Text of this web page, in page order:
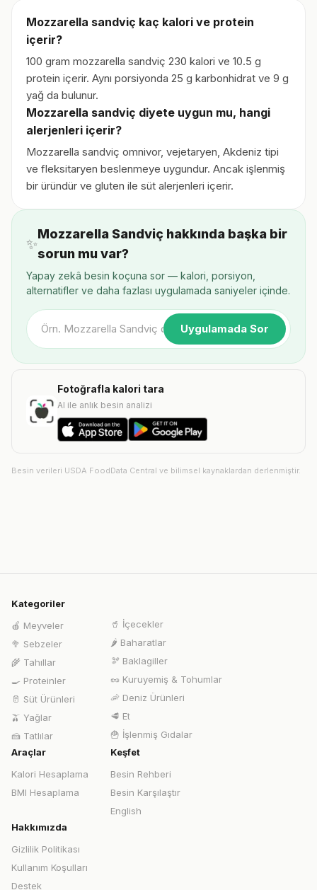
Mozzarella sandviç kaç kalori ve protein
içerir?
100 gram mozzarella sandviç 230 kalori ve 10.5 g
protein içerir. Aynı porsiyonda 25 g karbonhidrat ve 9 g
yağ da bulunur.
Mozzarella sandviç diyete uygun mu, hangi
alerjenleri içerir?
Mozzarella sandviç omnivor, vejetaryen, Akdeniz tipi
ve fleksitaryen beslenmeye uygundur. Ancak işlenmiş
bir üründür ve gluten ile süt alerjenleri içerir.
✨
Mozzarella Sandviç hakkında başka bir
sorun mu var?
Yapay zekâ besin koçuna sor — kalori, porsiyon,
alternatifler ve daha fazlası uygulamada saniyeler içinde.
Uygulamada Sor
Fotoğrafla kalori tara
AI ile anlık besin analizi
Besin verileri USDA FoodData Central ve bilimsel kaynaklardan derlenmiştir.
Kategoriler
🍎 Meyveler
🥦 Sebzeler
🌾 Tahıllar
🍳 Proteinler
🥛 Süt Ürünleri
🫒 Yağlar
🍰 Tatlılar
🥤 İçecekler
🌶️ Baharatlar
🫘 Baklagiller
🥜 Kuruyemiş & Tohumlar
🦐 Deniz Ürünleri
🥩 Et
🍟 İşlenmiş Gıdalar
Araçlar
Kalori Hesaplama
BMI Hesaplama
Keşfet
Besin Rehberi
Besin Karşılaştır
English
Hakkımızda
Gizlilik Politikası
Kullanım Koşulları
Destek